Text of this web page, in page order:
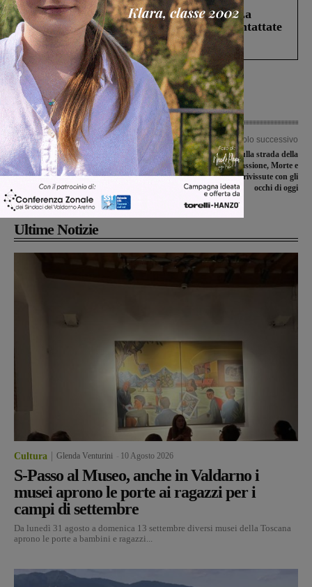
Continuano le ricerche di Miah Billal. La
Prefettura: “In caso di avvistamento contattate
il 112”
Articolo precedente
Polisportiva “Galli” e Number 8
Named a segno nella penultina
giornata
Articolo successivo
“Uomini e donne sulla strada della
Croce”: la Passione, Morte e
Resurrezione di Gesù rivissute con gli
occhi di oggi
Ultime Notizie
Cultura Glenda Venturini 10 Agosto 2026
S-Passo al Museo, anche in Valdarno i
musei aprono le porte ai ragazzi per i
campi di settembre
Da lunedì 31 agosto a domenica 13 settembre diversi musei della Toscana
aprono le porte a bambini e ragazzi...